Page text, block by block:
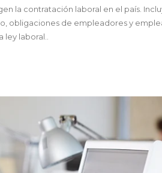
la contratación laboral en el país.
obligaciones de empleadores y
laboral..